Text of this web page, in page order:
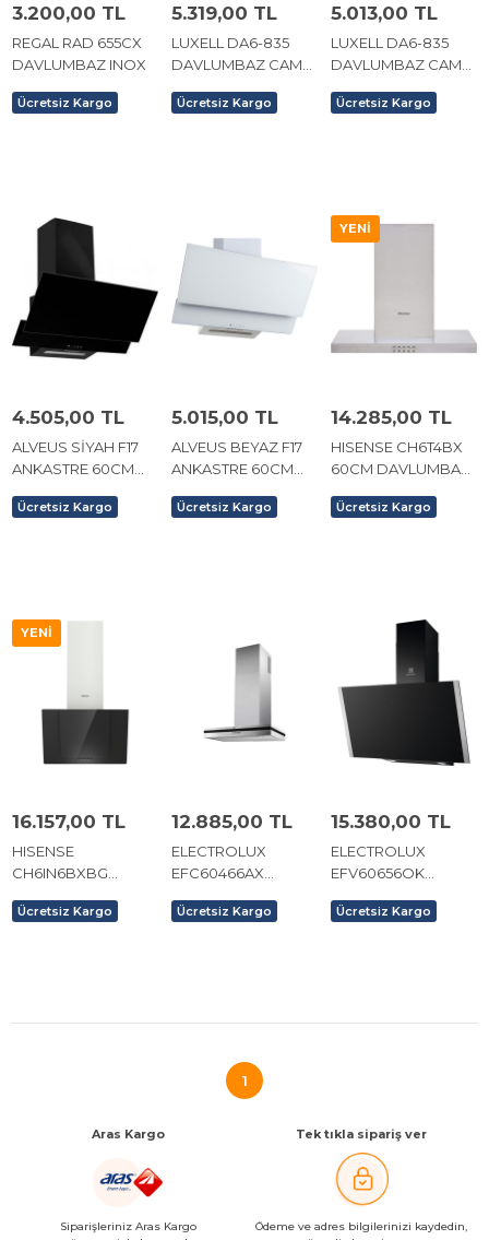
3.200,00 TL
REGAL RAD 655CX
DAVLUMBAZ INOX
Ücretsiz Kargo
5.319,00 TL
LUXELL DA6-835
DAVLUMBAZ CAM
Ücretsiz Kargo
5.013,00 TL
LUXELL DA6-835
DAVLUMBAZ CAM
Ücretsiz Kargo
4.505,00 TL
ALVEUS SİYAH F17
ANKASTRE 60CM
Ücretsiz Kargo
5.015,00 TL
ALVEUS BEYAZ F17
ANKASTRE 60CM
Ücretsiz Kargo
YENI
14.285,00 TL
HISENSE CH6T4BX
60CM DAVLUMBAZ
Ücretsiz Kargo
YENI
16.157,00 TL
HISENSE
CH6IN6BXBG
ÇELİK 60CM
Ücretsiz Kargo
12.885,00 TL
ELECTROLUX
EFC60466AX
Ücretsiz Kargo
15.380,00 TL
ELECTROLUX
EFV60656OK
Ücretsiz Kargo
1
Aras Kargo
Siparişleriniz Aras Kargo
Tek tıkla sipariş ver
Ödeme ve adres bilgilerinizi kaydedin,